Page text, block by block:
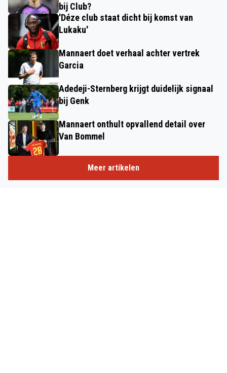
bij Club?
'Déze club staat dicht bij komst van
Lukaku'
Mannaert doet verhaal achter vertrek
Garcia
Adedeji-Sternberg krijgt duidelijk signaal
bij Genk
Mannaert onthult opvallend detail over
Van Bommel
Meer artikelen